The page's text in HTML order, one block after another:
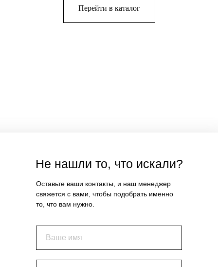
Перейти в каталог
Ваше имя
Не нашли то, что искали?
Оставьте ваши контакты, и наш менеджер
свяжется с вами, чтобы подобрать именно
то, что вам нужно.